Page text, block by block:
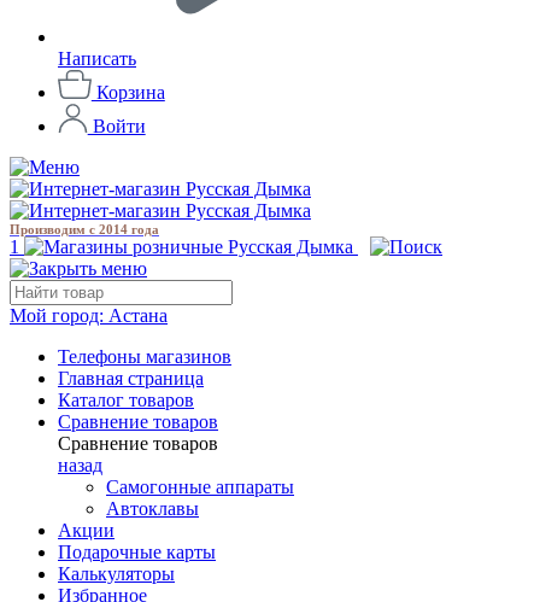
Написать
Корзина
Войти
Производим с 2014 года
1
Мой город: Астана
Телефоны магазинов
Главная страница
Каталог товаров
Сравнение товаров
Сравнение товаров
назад
Самогонные аппараты
Автоклавы
Акции
Подарочные карты
Калькуляторы
Избранное